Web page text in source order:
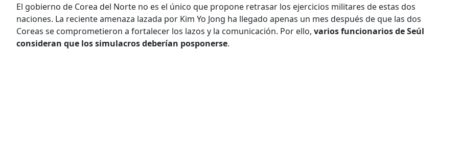
El gobierno de Corea del Norte no es el único que propone retrasar los ejercicios militares de estas dos
naciones. La reciente amenaza lazada por Kim Yo Jong ha llegado apenas un mes después de que las dos
Coreas se comprometieron a fortalecer los lazos y la comunicación. Por ello, varios funcionarios de Seúl
consideran que los simulacros deberían posponerse.